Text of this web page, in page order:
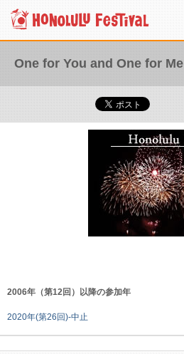
One for You and One for Me
2006年（第12回）以降の参加年
2020年(第26回)-中止